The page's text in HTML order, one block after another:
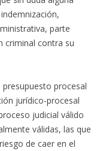
parte
criminal contra su
procesal
jurídico-procesal
judicial válido
válidas, las que
de caer en el